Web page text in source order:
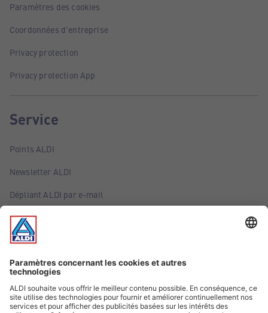
Paramètres des cookies
Coordonnées d'entreprise
Privacy protection
Privacy protection App
Service
Points ALDI
Newsletter ALDI
Dépliant ALDI par e-mail
Offres
Infos essentielles
Suivez ALDI Belgique